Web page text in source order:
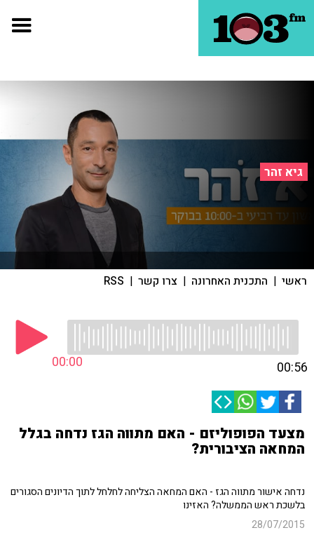
גיא זהר
ראשי | התכנית האחרונה | צרו קשר |
RSS
00:00 00:56
מצעד הפופוליזם - האם מתווה הגז נדחה בגלל
המחאה הציבורית?
נדחה אישור מתווה הגז - האם המחאה הצליחה לחלחל לתוך הדיונים הסגורים
בלשכת ראש הממשלה? האזינו
28/07/2015